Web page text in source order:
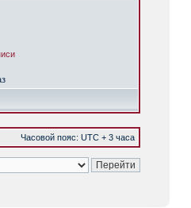
Часовой пояс: UTC + 3 часа